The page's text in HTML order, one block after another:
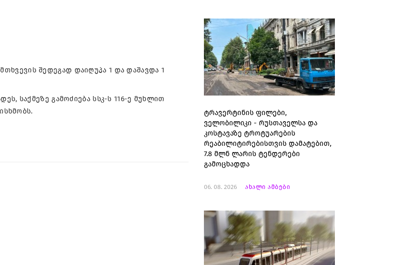
შედეგად დაიღუპა 1 და დაშავდა 1
საქმეზე გამოძიება სსკ-ს 116-ე მუხლით
ტრავერტინის ფილები,
ველობილიკი - რუსთაველსა და
კოსტავაზე ტროტუარების
რეაბილიტირებისთვის დამატებით,
7.8 მლნ ლარის ტენდერები
გამოცხადდა
06. 08. 2026 ახალი ამბები